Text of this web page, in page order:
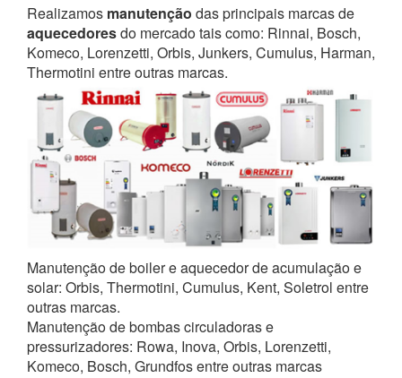
Realizamos manutenção das principais marcas de
aquecedoresdo mercado tais como: Rinnai, Bosch,
Komeco, Lorenzetti, Orbis, Junkers, Cumulus, Harman,
Thermotini entre outras marcas.
Manutenção de boiler e aquecedor de acumulação e
solar: Orbis, Thermotini, Cumulus, Kent, Soletrol entre
outras marcas.
Manutenção de bombas circuladoras e
pressurizadores: Rowa, Inova, Orbis, Lorenzetti,
Komeco, Bosch, Grundfos entre outras marcas